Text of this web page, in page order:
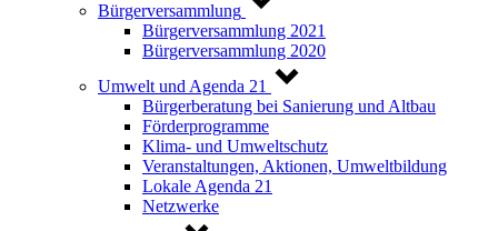
Bürgerversammlung
Bürgerversammlung 2021
Bürgerversammlung 2020
Umwelt und Agenda 21
Bürgerberatung bei Sanierung und Altbau
Förderprogramme
Klima- und Umweltschutz
Veranstaltungen, Aktionen, Umweltbildung
Lokale Agenda 21
Netzwerke